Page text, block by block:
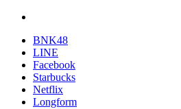
BNK48
LINE
Facebook
Starbucks
Netflix
Longform